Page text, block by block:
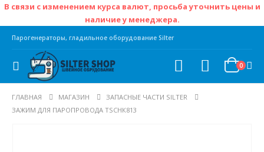
В связи с изменением курса валют, просьба уточнить цены и
наличие у менеджера.
Парогенераторы, гладильное оборудование Silter
0
ГЛАВНАЯ МАГАЗИН
ЗАПАСНЫЕ ЧАСТИ SILTER
ЗАЖИМ ДЛЯ ПАРОПРОВОДА TSCHК813